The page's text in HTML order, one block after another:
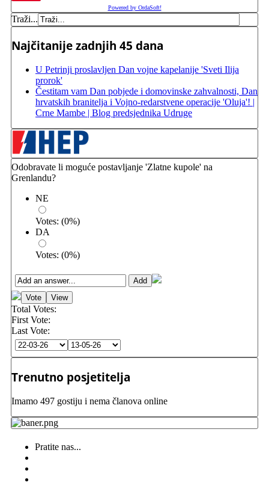
Powered by OrdaSoft!
Traži...
Najčitanije zadnjih 45 dana
U Petrinji proslavljen Dan vojne kapelanije 'Sveti Ilija
prorok'
Čestitam vam Dan pobjede i domovinske zahvalnosti, Dan
hrvatskih branitelja i Vojno-redarstvene operacije 'Oluja'! |
Crne Mambe | Blog predsjednika Udruge
Odobravate li moguće postavljanje 'Zlatne kupole' na
Grenlandu?
NE
Votes: (0%)
DA
Votes: (0%)
Total Votes:
First Vote:
Last Vote:
Trenutno posjetitelja
Imamo 497 gostiju i nema članova online
Pratite nas...